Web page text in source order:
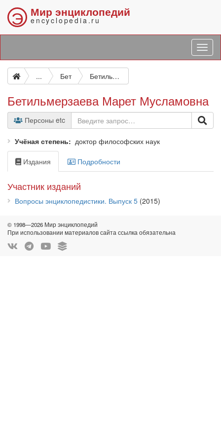
Э Мир энциклопедий
encyclopedia.ru
... Бет Бетильмерзаева Марет Мусламовна
Бетильмерзаева Марет Мусламовна
Персоны etc
Учёная степень доктор философских наук
Издания Подробности
Участник изданий
Вопросы энциклопедистики. Выпуск 5 (2015)
© 1998—2026 Мир энциклопедий
При использовании материалов сайта ссылка обязательна